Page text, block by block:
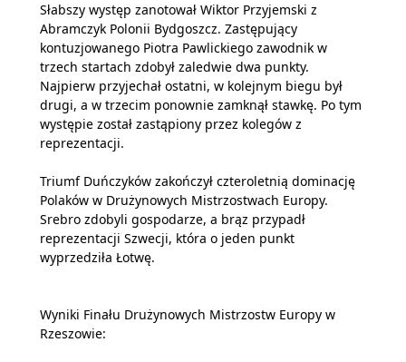
Słabszy występ zanotował Wiktor Przyjemski z
Abramczyk Polonii Bydgoszcz. Zastępujący
kontuzjowanego Piotra Pawlickiego zawodnik w
trzech startach zdobył zaledwie dwa punkty.
Najpierw przyjechał ostatni, w kolejnym biegu był
drugi, a w trzecim ponownie zamknął stawkę. Po tym
występie został zastąpiony przez kolegów z
reprezentacji.
Triumf Duńczyków zakończył czteroletnią dominację
Polaków w Drużynowych Mistrzostwach Europy.
Srebro zdobyli gospodarze, a brąz przypadł
reprezentacji Szwecji, która o jeden punkt
wyprzedziła Łotwę.
Wyniki Finału Drużynowych Mistrzostw Europy w
Rzeszowie: